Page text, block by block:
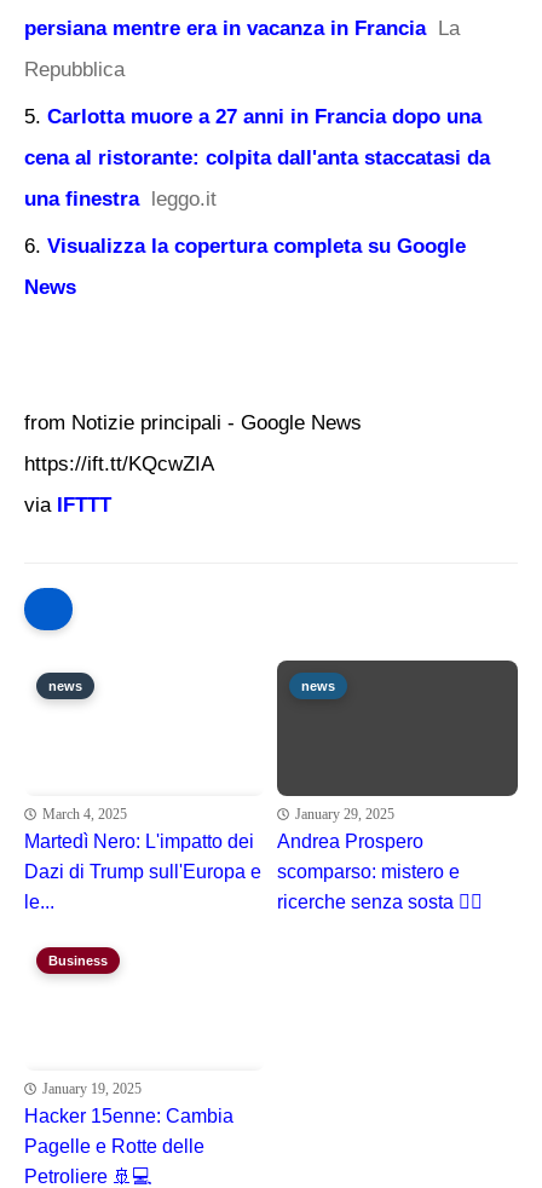
persiana mentre era in vacanza in Francia La
Repubblica
Carlotta muore a 27 anni in Francia dopo una
cena al ristorante: colpita dall'anta staccatasi da
una finestra leggo.it
Visualizza la copertura completa su Google
News
from Notizie principali - Google News
https://ift.tt/KQcwZIA
via IFTTT
news
March 4, 2025
Martedì Nero: L'impatto dei
Dazi di Trump sull'Europa e
le...
news
January 29, 2025
Andrea Prospero
scomparso: mistero e
ricerche senza sosta 🕵️‍♂️
Business
January 19, 2025
Hacker 15enne: Cambia
Pagelle e Rotte delle
Petroliere 🚢💻